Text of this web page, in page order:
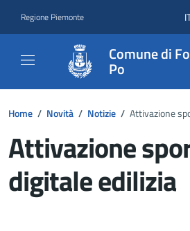
Regione Piemonte
Comune di
Po
Home / Novità / Notizie / Attivazione
Attivazione
digitale edilizia